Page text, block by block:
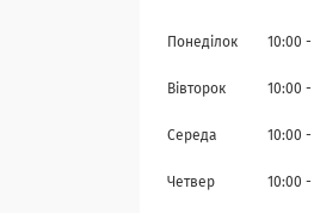
Понеділок 10:00
Вівторок 10:00
Середа 10:00
Четвер 10:00